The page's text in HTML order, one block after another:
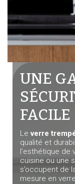
UNE
FACILE
Leverre
qualité et
l’esthétique de
cuisine ou une
s’occupent de
mesure en